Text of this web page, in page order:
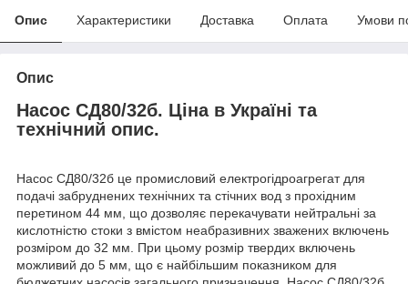
Опис Характеристики Доставка Оплата Умови
Опис
Насос СД80/32б. Ціна в Україні та
технічний опис.
Насос СД80/32б це промисловий електрогідроагрегат для
подачі забруднених технічних та стічних вод з прохідним
перетином 44 мм, що дозволяє перекачувати нейтральні за
кислотністю стоки з вмістом неабразивних зважених включень
розміром до 32 мм. При цьому розмір твердих включень
можливий до 5 мм, що є найбільшим показником для